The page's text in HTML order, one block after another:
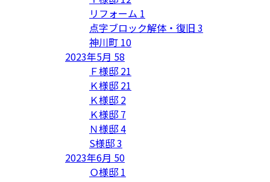
リフォーム 1
点字ブロック解体・復旧 3
神川町 10
2023年5月 58
Ｆ様邸 21
Ｋ様邸 21
Ｋ様邸 2
Ｋ様邸 7
Ｎ様邸4
S様邸3
2023年6月 50
Ｏ様邸 1